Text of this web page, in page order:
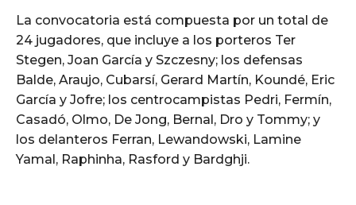
La convocatoria está compuesta por un total de
24 jugadores, que incluye a los porteros Ter
Stegen, Joan García y Szczesny; los defensas
Balde, Araujo, Cubarsí, Gerard Martín, Koundé, Eric
García y Jofre; los centrocampistas Pedri, Fermín,
Casadó, Olmo, De Jong, Bernal, Dro y Tommy; y
los delanteros Ferran, Lewandowski, Lamine
Yamal, Raphinha, Rasford y Bardghji.